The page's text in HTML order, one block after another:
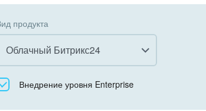
продукта
Облачный Битрикс24
ВсеВнедрение уровня Enterprise